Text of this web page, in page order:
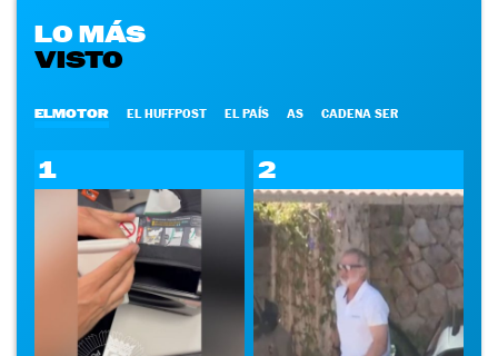
LO MÁS
VISTO
ELMOTOR EL HUFFPOST EL PAÍS AS CADENA SER
1 2